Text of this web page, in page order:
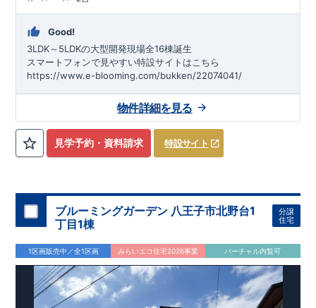
Good!
3LDK～5LDKの大型開発現場全16棟誕生
スマートフォンで見やすい特設サイトはこちら
https://www.e-blooming.com/bukken/22074041/
見学予約・資料請求 特設サイト
物件詳細を見る
ブルーミングガーデン 八王子市北野台1
丁目1棟
分譲
住宅
1区画販売中／全1区画 みらいエコ住宅2026事業 バーチャル内覧可